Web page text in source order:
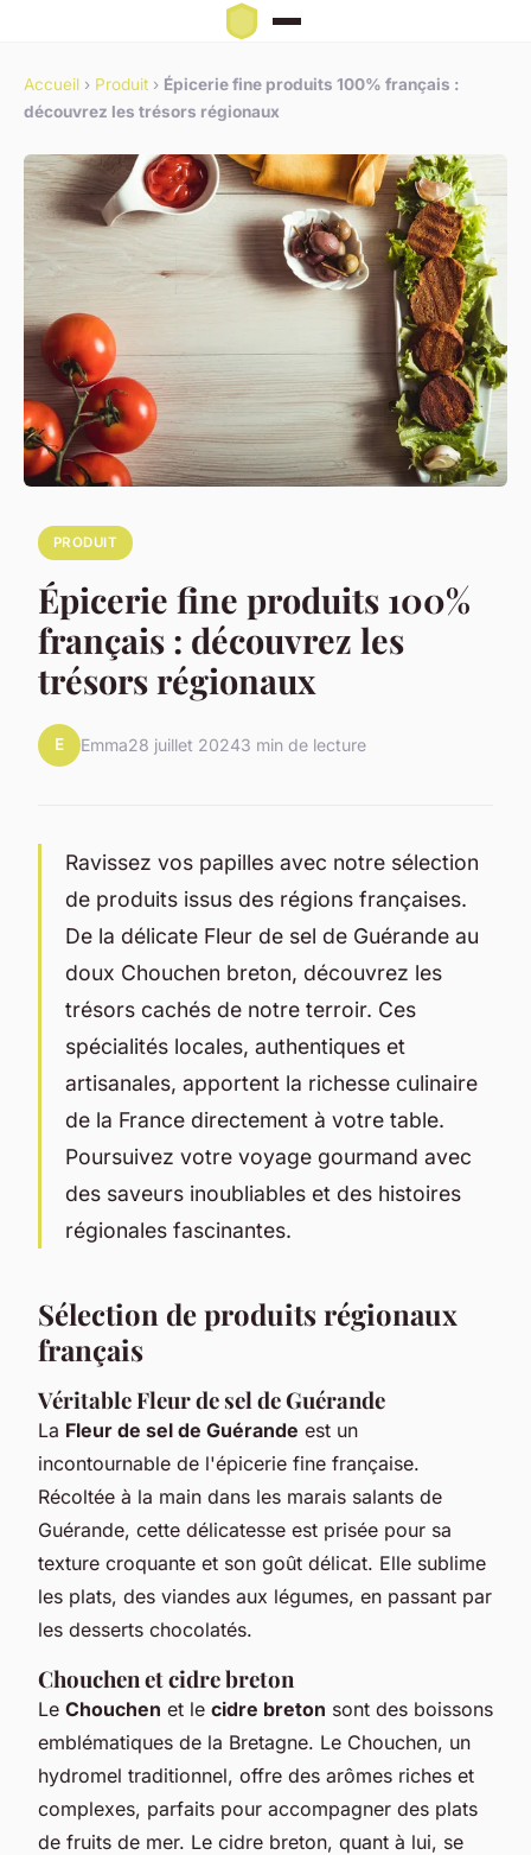
Accueil › Produit › Épicerie fine produits 100% français :
découvrez les trésors régionaux
PRODUIT
Épicerie fine produits 100%
français : découvrez les
trésors régionaux
E Emma28 juillet 20243 min de lecture
Ravissez vos papilles avec notre sélection
de produits issus des régions françaises.
De la délicate Fleur de sel de Guérande au
doux Chouchen breton, découvrez les
trésors cachés de notre terroir. Ces
spécialités locales, authentiques et
artisanales, apportent la richesse culinaire
de la France directement à votre table.
Poursuivez votre voyage gourmand avec
des saveurs inoubliables et des histoires
régionales fascinantes.
Sélection de produits régionaux
français
Véritable Fleur de sel de Guérande
La Fleur de sel de Guérande est un
incontournable de l'épicerie fine française.
Récoltée à la main dans les marais salants de
Guérande, cette délicatesse est prisée pour sa
texture croquante et son goût délicat. Elle sublime
les plats, des viandes aux légumes, en passant par
les desserts chocolatés.
Chouchen et cidre breton
Le Chouchen et le cidre breton sont des boissons
emblématiques de la Bretagne. Le Chouchen, un
hydromel traditionnel, offre des arômes riches et
complexes, parfaits pour accompagner des plats
de fruits de mer. Le cidre breton, quant à lui, se